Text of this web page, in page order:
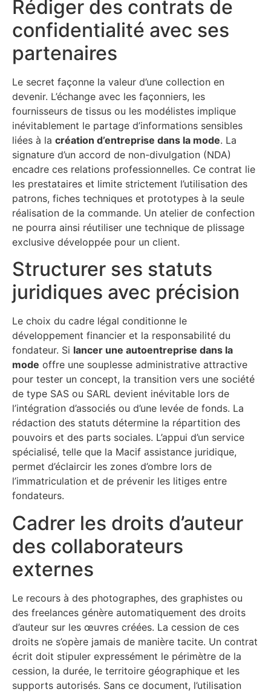
Rédiger des contrats de
confidentialité avec ses
partenaires
Le secret façonne la valeur d’une collection en
devenir. L’échange avec les façonniers, les
fournisseurs de tissus ou les modélistes implique
inévitablement le partage d’informations sensibles
liées à la création d’entreprise dans la mode. La
signature d’un accord de non-divulgation (NDA)
encadre ces relations professionnelles. Ce contrat lie
les prestataires et limite strictement l’utilisation des
patrons, fiches techniques et prototypes à la seule
réalisation de la commande. Un atelier de confection
ne pourra ainsi réutiliser une technique de plissage
exclusive développée pour un client.
Structurer ses statuts
juridiques avec précision
Le choix du cadre légal conditionne le
développement financier et la responsabilité du
fondateur. Si lancer une autoentreprise dans la
mode offre une souplesse administrative attractive
pour tester un concept, la transition vers une société
de type SAS ou SARL devient inévitable lors de
l’intégration d’associés ou d’une levée de fonds. La
rédaction des statuts détermine la répartition des
pouvoirs et des parts sociales. L’appui d’un service
spécialisé, telle que la Macif assistance juridique,
permet d’éclaircir les zones d’ombre lors de
l’immatriculation et de prévenir les litiges entre
fondateurs.
Cadrer les droits d’auteur
des collaborateurs
externes
Le recours à des photographes, des graphistes ou
des freelances génère automatiquement des droits
d’auteur sur les œuvres créées. La cession de ces
droits ne s’opère jamais de manière tacite. Un contrat
écrit doit stipuler expressément le périmètre de la
cession, la durée, le territoire géographique et les
supports autorisés. Sans ce document, l’utilisation